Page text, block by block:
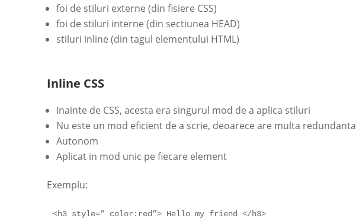
foi de stiluri externe (din fisiere CSS)
foi de stiluri interne (din sectiunea HEAD)
stiluri inline (din tagul elementului HTML)
Inline CSS
Inainte de CSS, acesta era singurul mod de a aplica stiluri
Nu este un mod eficient de a scrie, deoarece are multa redundanta
Autonom
Aplicat in mod unic pe fiecare element
Exemplu:
<h3 style=” color:red”> Hello my friend </h3>